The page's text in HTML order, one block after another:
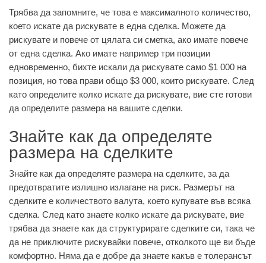
Трябва да запомните, че това е максималното количество,
което искате да рискувате в една сделка. Можете да
рискувате и повече от цялата си сметка, ако имате повече
от една сделка. Ако имате например три позиции
едновременно, бихте искали да рискувате само $1 000 на
позиция, но това прави общо $3 000, които рискувате. След
като определите колко искате да рискувате, вие сте готови
да определите размера на вашите сделки.
Знайте как да определяте
размера на сделките
Знайте как да определяте размера на сделките, за да
предотвратите излишно излагане на риск. Размерът на
сделките е количеството валута, което купувате във всяка
сделка. След като знаете колко искате да рискувате, вие
трябва да знаете как да структурирате сделките си, така че
да не приключите рискувайки повече, отколкото ще ви бъде
комфортно. Няма да е добре да знаете какъв е толерансът